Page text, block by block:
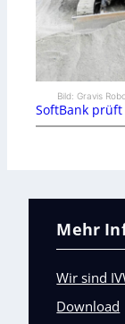
Bild: Gravis
SoftBank prüft
Mehr
Wir sind
Download